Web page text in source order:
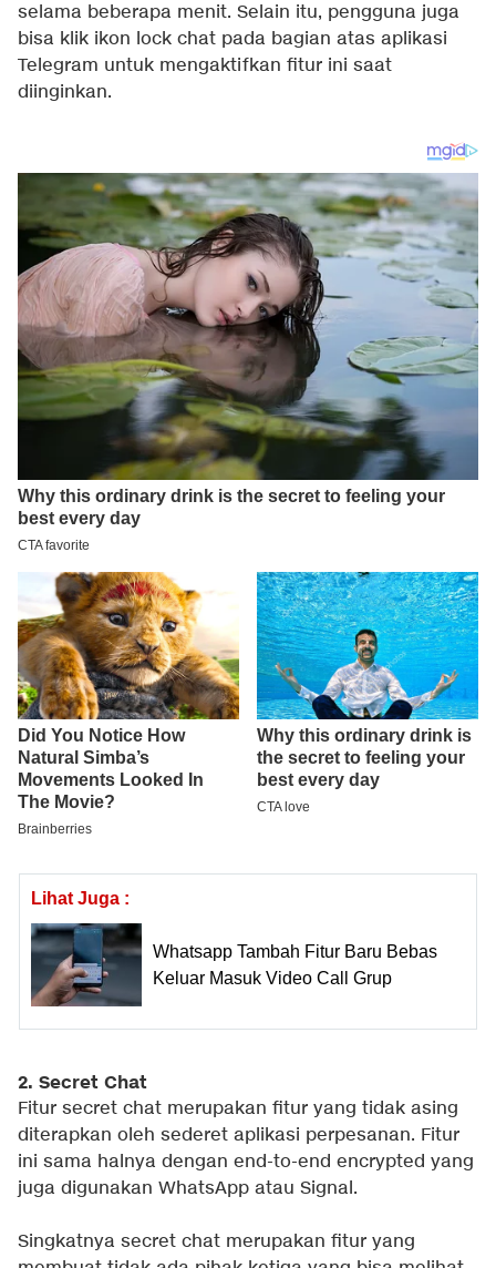
selama beberapa menit. Selain itu, pengguna juga
bisa klik ikon lock chat pada bagian atas aplikasi
Telegram untuk mengaktifkan fitur ini saat
diinginkan.
Lihat Juga :
Whatsapp Tambah Fitur Baru Bebas
Keluar Masuk Video Call Grup
2. Secret Chat
Fitur secret chat merupakan fitur yang tidak asing
diterapkan oleh sederet aplikasi perpesanan. Fitur
ini sama halnya dengan end-to-end encrypted yang
juga digunakan WhatsApp atau Signal.
Singkatnya secret chat merupakan fitur yang